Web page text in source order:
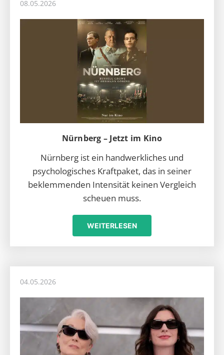
08.05.2026
Nürnberg – Jetzt im Kino
Nürnberg ist ein handwerkliches und
psychologisches Kraftpaket, das in seiner
beklemmenden Intensität keinen Vergleich
scheuen muss.
WEITERLESEN
04.05.2026